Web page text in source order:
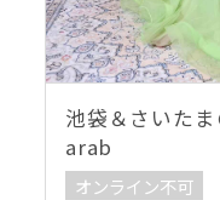
池袋＆さいた
arab
オンライン不可